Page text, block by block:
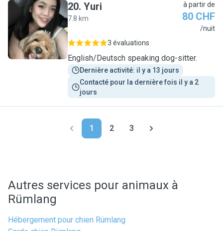
Y
20. Yuri
7.8 km
à partir de
80 CHF
/nuit
3 évaluations
English/Deutsch speaking dog-sitter.
Dernière activité: il y a 13 jours
Contacté pour la dernière fois il y a 2
jours
1 2 3
Autres services pour animaux à
Rümlang
Hébergement pour chien Rümlang